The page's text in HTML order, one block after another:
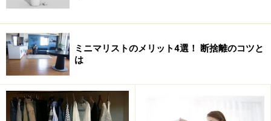
ミニマリストのメリット4選！ 断捨離のコツと
は